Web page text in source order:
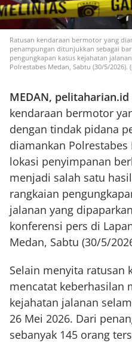
Ratusan kendaraan bermotor yang
penampungan ditunjukkan sebagai
pengungkapan kasus kejahatan
Polrestabes Medan, Sabtu (30/5/
MEDAN, pelitaharian.id
kendaraan bermotor
dengan tindak pidana
diamankan
lokasi penyimpanan
menjadi salah satu
rangkaian
jalanan yang
konferensi pers di
Medan, Sabtu (30/5/
Selain menyita ratusan
mencatat keberhasilan
kejahatan jalanan
26 Mei 2026. Dari
sebanyak 145 orang